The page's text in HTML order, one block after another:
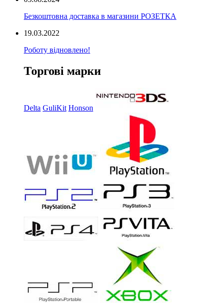
Безкоштовна доставка в магазини РОЗЕТКА
19.03.2022
Роботу відновлено!
Торгові марки
Delta GuliKit Honson